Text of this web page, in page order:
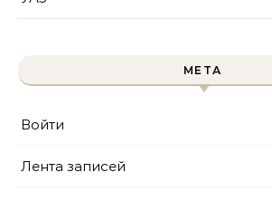
МЕТА
Войти
Лента записей